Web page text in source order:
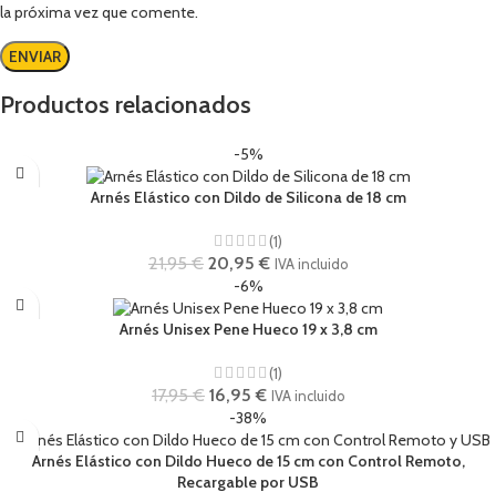
la próxima vez que comente.
Productos relacionados
-5%
Arnés Elástico con Dildo de Silicona de 18 cm
(1)
21,95€ 20,95€ IVA incluido
-6%
Arnés Unisex Pene Hueco 19 x 3,8 cm
(1)
17,95€ 16,95€ IVA incluido
-38%
Arnés Elástico con Dildo Hueco de 15 cm con Control Remoto,
Recargable por USB